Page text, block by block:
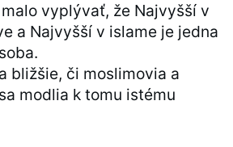
vyplývať, že Najvyšší v
a Najvyšší v islame je jedna
bližšie, či moslimovia a
modlia k tomu istému